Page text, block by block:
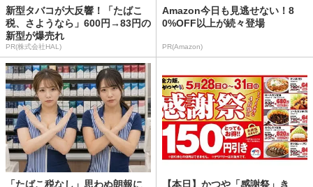
新型タバコが大反響！「たばこ
税、さようなら」600円→83円の
新型が爆売れ
PR(株式会社HAL)
Amazon今日も見逃せない！8
0%OFF以上が続々登場
PR(Amazon)
「たばこ税なし」思わぬ朗報に 【本日】かつや「感謝祭」き